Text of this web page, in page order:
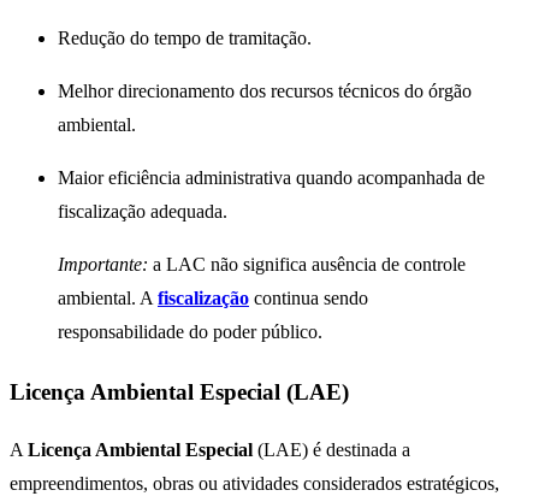
Redução do tempo de tramitação.
Melhor direcionamento dos recursos técnicos do órgão
ambiental.
Maior eficiência administrativa quando acompanhada de
fiscalização adequada.
Importante: a LAC não significa ausência de controle
ambiental. A fiscalização continua sendo
responsabilidade do poder público.
Licença Ambiental Especial (LAE)
A Licença Ambiental Especial (LAE) é destinada a
empreendimentos, obras ou atividades considerados estratégicos,